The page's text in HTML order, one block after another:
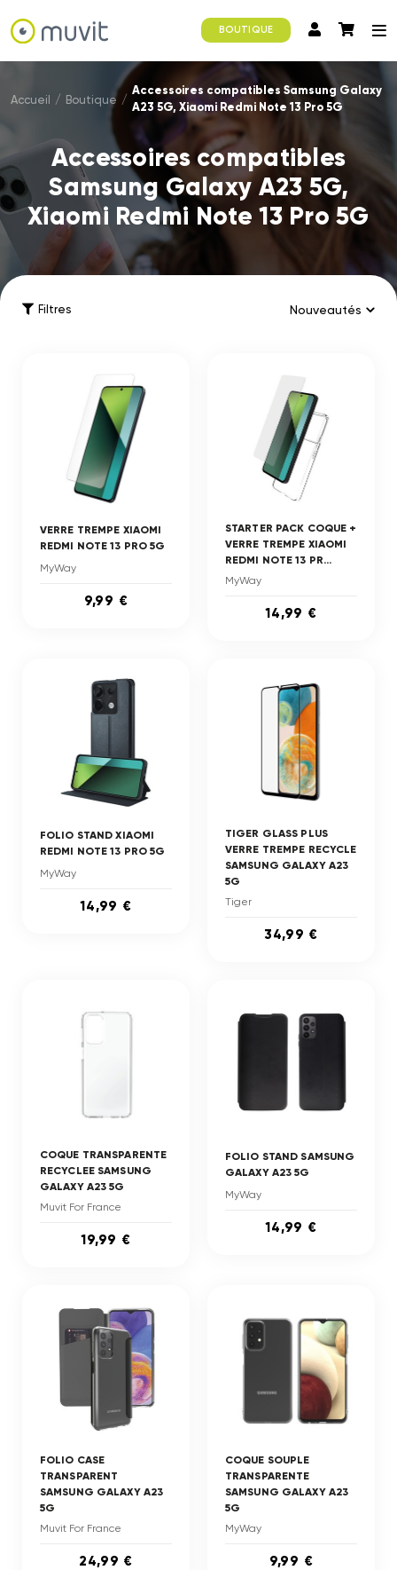
BOUTIQUE
Accueil / Boutique /
Accessoires compatibles Samsung Galaxy
A23 5G, Xiaomi Redmi Note 13 Pro 5G
Accessoires compatibles
Samsung Galaxy A23 5G,
Xiaomi Redmi Note 13 Pro 5G
Filtres
VERRE TREMPE XIAOMI
REDMI NOTE 13 PRO 5G
MyWay
9,99 €
STARTER PACK COQUE +
VERRE TREMPE XIAOMI
REDMI NOTE 13 PR...
MyWay
14,99 €
FOLIO STAND XIAOMI
REDMI NOTE 13 PRO 5G
MyWay
14,99 €
TIGER GLASS PLUS
VERRE TREMPE RECYCLE
SAMSUNG GALAXY A23
5G
Tiger
34,99 €
COQUE TRANSPARENTE
RECYCLEE SAMSUNG
GALAXY A23 5G
Muvit For France
19,99 €
FOLIO STAND SAMSUNG
GALAXY A23 5G
MyWay
14,99 €
FOLIO CASE
TRANSPARENT
SAMSUNG GALAXY A23
5G
Muvit For France
24,99 €
COQUE SOUPLE
TRANSPARENTE
SAMSUNG GALAXY A23
5G
MyWay
9,99 €